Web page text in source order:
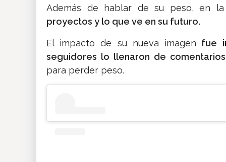
Además de hablar de su peso, en
proyectos y lo que ve en su futuro.
El impacto de su nueva imagen fue
seguidores lo llenaron de
para perder peso.